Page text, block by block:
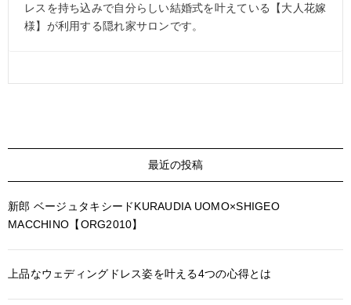
レスを持ち込みで自分らしい結婚式を叶えている【大人花嫁
様】が利用する隠れ家サロンです。
最近の投稿
新郎 ベージュタキシードKURAUDIA UOMO×SHIGEO
MACCHINO【ORG2010】
上品なウェディングドレス姿を叶える4つの心得とは